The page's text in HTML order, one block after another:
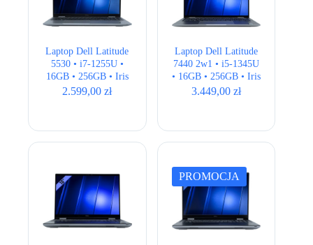
Laptop Dell Latitude
5530 • i7-1255U •
16GB • 256GB • Iris
Xe • 15,6 ” Full HD
2.599,00zł
Laptop Dell Latitude
7440 2w1 • i5-1345U
• 16GB • 256GB • Iris
Xe • 14″ FHD+ •
3.449,00 zł
PROMOCJA